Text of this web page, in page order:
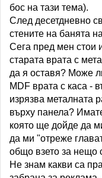
бос на тази тема).
След десетдневно
стените на банята
Сега пред мен стои
старата врата с
да я оставя? Може
MDF врата с каса -
изрязва металната
върху панела?
която ще дойде да
да ми "отреже
общо взето за нещо
Не знам какви са